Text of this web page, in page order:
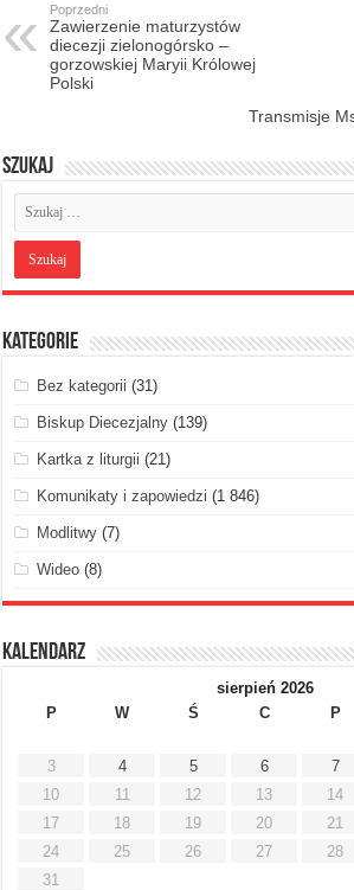
Poprzedni
Zawierzenie maturzystów
diecezji zielonogórsko –
gorzowskiej Maryii Królowej
Polski
Transmisje
Szukaj
Kategorie
Bez kategorii (31)
Biskup Diecezjalny (139)
Kartka z liturgii (21)
Komunikaty i zapowiedzi (1 846)
Modlitwy (7)
Wideo (8)
Kalendarz
sierpień 2026
P
W Ś C P
3
4 5 6 7
10
11 12 13 14
17
18 19 20 21
24
25 26 27 28
31